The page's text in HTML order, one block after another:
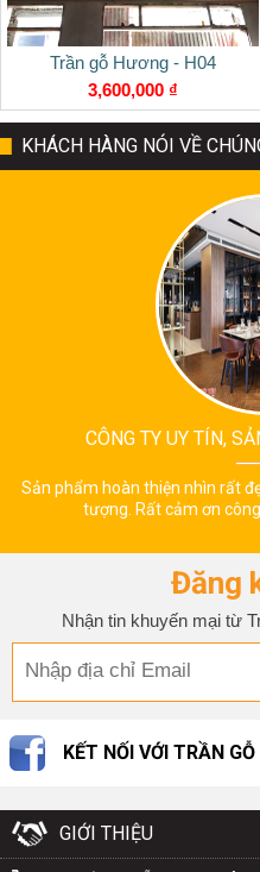
Trần gỗ Hương - H04
3,600,000 ₫
KHÁCH HÀNG NÓI VỀ
CÔNG TY UY TÍN,
Sản phẩm hoàn thiện nhìn rất
tượng. Rất cảm ơn
Đăng
Nhận tin khuyến mại từ
KẾT NỐI VỚI TRẦN
GIỚI THIỆU